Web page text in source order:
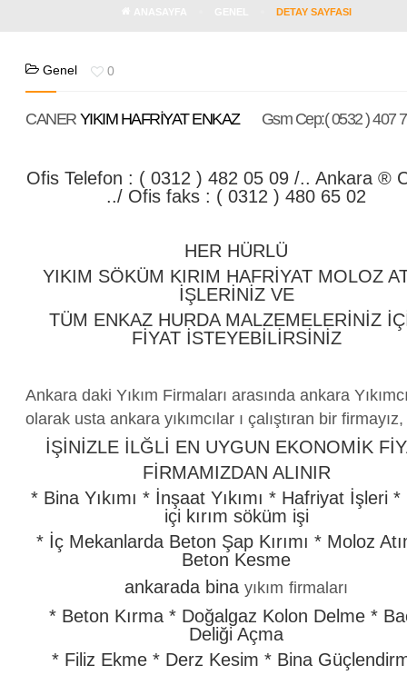
DETAY SAYFASI
Genel 0
CANER YIKIM HAFRİYAT ENKAZ Gsm Cep:( 0532 ) 407
Ofis Telefon : ( 0312 ) 482 05 09 /.. Ankara ®
../ Ofis faks : ( 0312 ) 480 65 02
HER HÜRLÜ
YIKIM SÖKÜM KIRIM HAFRİYAT MOLOZ
İŞLERİNİZ VE
TÜM ENKAZ HURDA MALZEMELERİNİZ
FİYAT İSTEYEBİLİRSİNİZ
Ankara daki Yıkım Firmaları arasında ankara
olarak usta ankara yıkımcılar ı çalıştıran bir firmayız,
İŞİNİZLE İLĞLİ EN UYGUN EKONOMİK
FİRMAMIZDAN ALINIR
* Bina Yıkımı * İnşaat Yıkımı * Hafriyat İşleri *
içi kırım söküm işi
* İç Mekanlarda Beton Şap Kırımı * Moloz
Beton Kesme
ankarada bina yıkım firmaları
* Beton Kırma * Doğalgaz Kolon Delme *
Deliği Açma
* Filiz Ekme * Derz Kesim * Bina